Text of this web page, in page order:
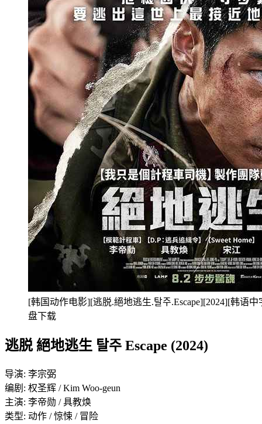
[韩国动作电影][逃脱.絕地逃生.탈주.Escape][2024][韩语
盘下载
逃脱 絕地逃生 탈주 Escape (2024)
导演: 李宗弼
编剧: 权圣辉 / Kim Woo-geun
主演: 李帝勋 / 具教焕
类型: 动作 / 惊悚 / 冒险